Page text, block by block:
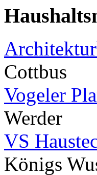
Cottbus
Vogeler
Werder
VS
Königs